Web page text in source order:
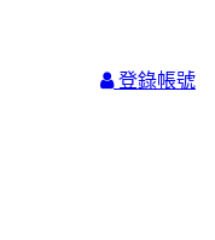
登錄帳號